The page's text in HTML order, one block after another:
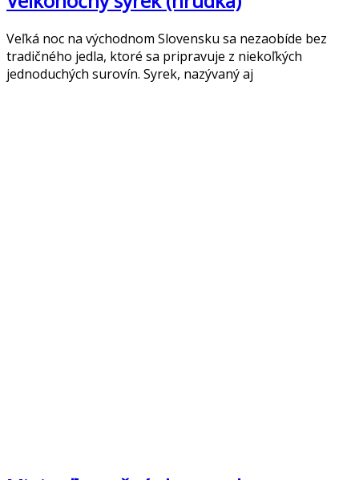
Veľká noc na východnom Slovensku sa nezaobíde bez
tradičného jedla, ktoré sa pripravuje z niekoľkých
jednoduchých surovín. Syrek, nazývaný aj